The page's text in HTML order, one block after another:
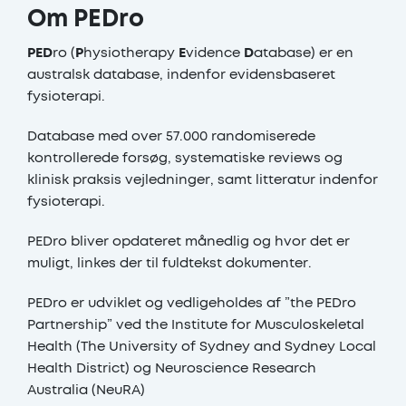
Om PEDro
PEDro ( Physiotherapy Evidence Database) er en
australsk database, indenfor evidensbaseret
fysioterapi.
Database med over 57.000 randomiserede
kontrollerede forsøg, systematiske reviews og
klinisk praksis vejledninger, samt litteratur indenfor
fysioterapi.
PEDro bliver opdateret månedlig og hvor det er
muligt, linkes der til fuldtekst dokumenter.
PEDro er udviklet og vedligeholdes af ”the PEDro
Partnership” ved the Institute for Musculoskeletal
Health (The University of Sydney and Sydney Local
Health District) og Neuroscience Research
Australia (NeuRA)